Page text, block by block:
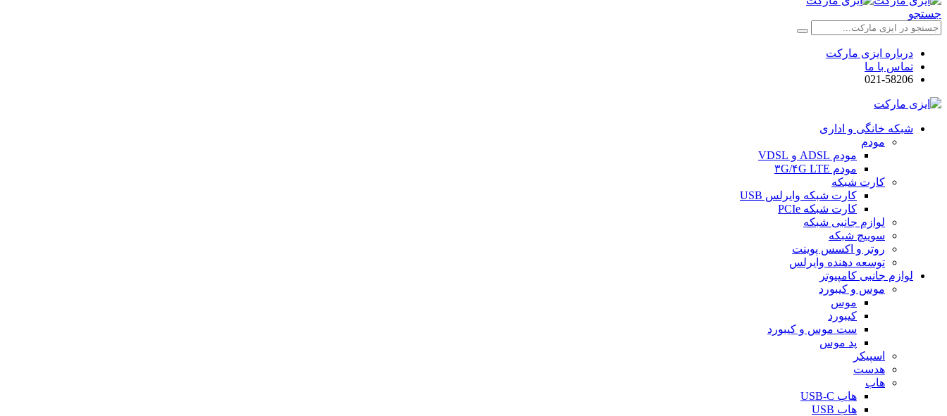
جستجو
درباره ایزی مارکت
تماس با ما
021-58206
شبکه خانگی و اداری
مودم
مودم ADSL و VDSL
مودم ۳G/۴G LTE
کارت شبکه
کارت شبکه وایرلس USB
کارت شبکه PCIe
لوازم جانبی شبکه
سوییچ شبکه
روتر و اکسس پوینت
توسعه دهنده وایرلس
لوازم جانبی کامپیوتر
موس و کیبورد
موس
کیبورد
ست موس و کیبورد
پد موس
اسپیکر
هدست
هاب
هاب USB-C
هاب USB